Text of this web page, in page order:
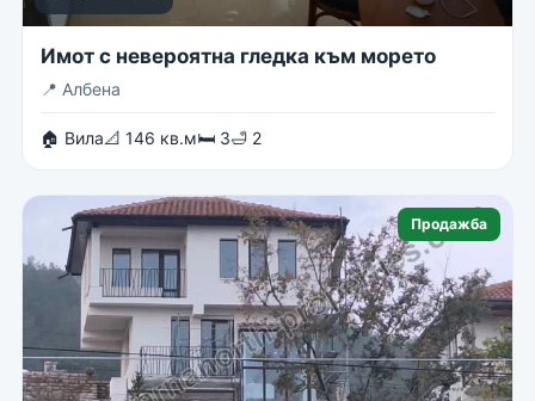
Имот с невероятна гледка към морето
📍 Албена
🏠 Вила📐 146 кв.м🛏 3🛁 2
Продажба